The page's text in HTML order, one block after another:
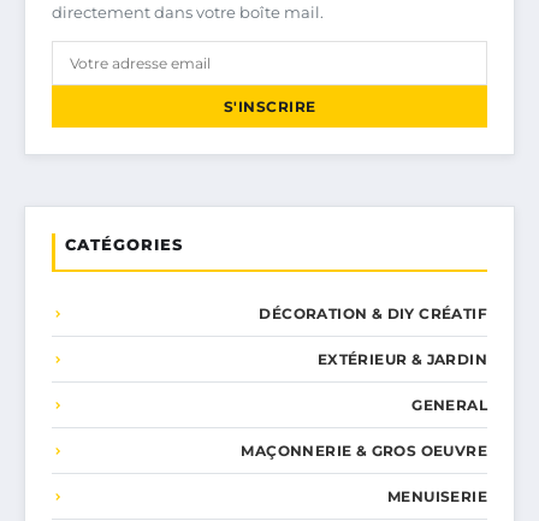
directement dans votre boîte mail.
S'INSCRIRE
CATÉGORIES
DÉCORATION & DIY CRÉATIF
EXTÉRIEUR & JARDIN
GENERAL
MAÇONNERIE & GROS OEUVRE
MENUISERIE